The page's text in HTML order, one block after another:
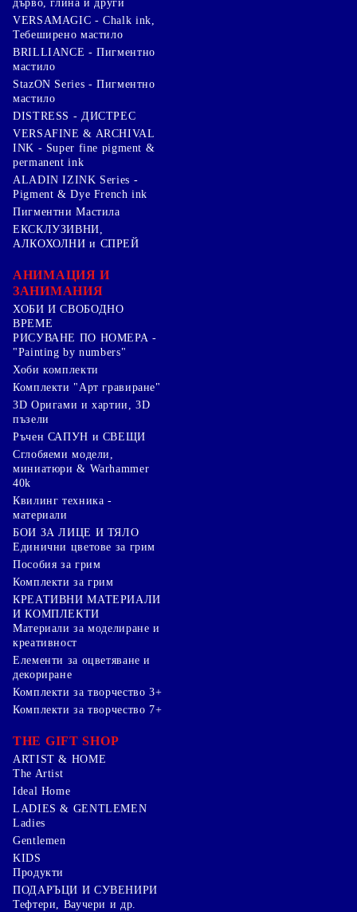
дърво, глина и други
VERSAMAGIC - Chalk ink,
Тебеширено мастило
BRILLIANCE - Пигментно
мастило
StazON Series - Пигментно
мастило
DISTRESS - ДИСТРЕС
VERSAFINE & ARCHIVAL
INK - Super fine pigment &
permanent ink
ALADIN IZINK Series -
Pigment & Dye French ink
Пигментни Мастила
ЕКСКЛУЗИВНИ,
АЛКОХОЛНИ и СПРЕЙ
АНИМАЦИЯ И
ЗАНИМАНИЯ
ХОБИ И СВОБОДНО
ВРЕМЕ
РИСУВАНЕ ПО НОМЕРА -
"Painting by numbers"
Хоби комплекти
Комплекти "Арт гравиране"
3D Оригами и хартии, 3D
пъзели
Ръчен САПУН и СВЕЩИ
Сглобяеми модели,
миниатюри & Warhammer
40k
Квилинг техника -
материали
БОИ ЗА ЛИЦЕ И ТЯЛО
Единични цветове за грим
Пособия за грим
Комплекти за грим
КРЕАТИВНИ МАТЕРИАЛИ
И КОМПЛЕКТИ
Mатериали за моделиране и
креативност
Елементи за оцветяване и
декориране
Комплекти за творчество 3+
Комплекти за творчество 7+
THE GIFT SHOP
ARTIST & HOME
The Artist
Ideal Home
LADIES & GENTLEMEN
Ladies
Gentlemen
KIDS
Продукти
ПОДАРЪЦИ И СУВЕНИРИ
Тефтери, Ваучери и др.